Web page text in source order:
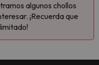
algunos chollos
¡Recuerda que